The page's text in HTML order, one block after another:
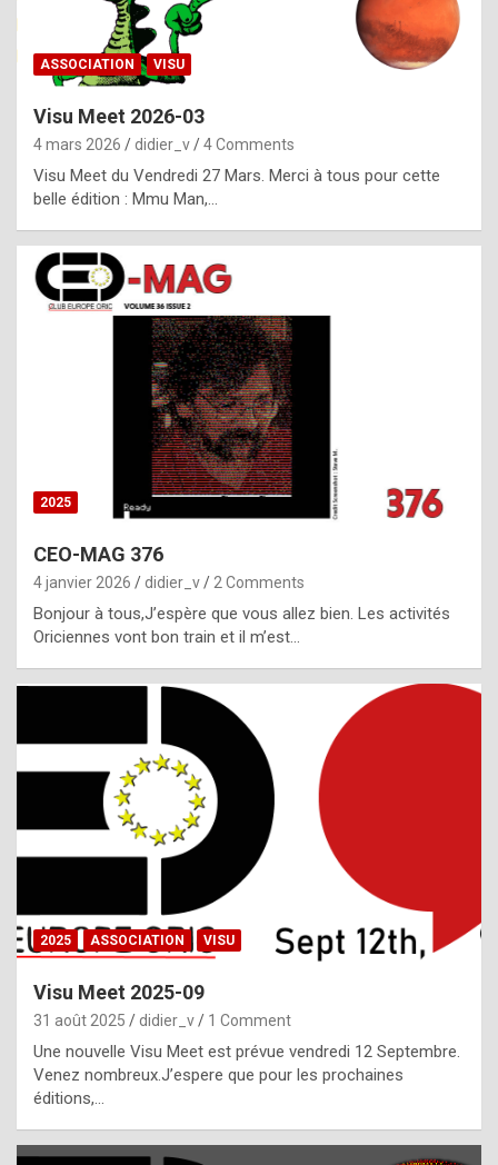
p
l
c
h
i
s
t
o
r
p
e
c
i
l
,
g
h
t
f
ASSOCIATION VISU
Visu Meet 2026-03
4 mars 2026 didier_v 4 Comments
Visu Meet du Vendredi 27 Mars. Merci à tous pour cette
belle édition : Mmu Man,…
2025
CEO-MAG 376
4 janvier 2026 didier_v 2 Comments
Bonjour à tous,J’espère que vous allez bien. Les activités
Oriciennes vont bon train et il m’est…
2025 ASSOCIATION VISU
Visu Meet 2025-09
31 août 2025 didier_v 1 Comment
Une nouvelle Visu Meet est prévue vendredi 12 Septembre.
Venez nombreux.J’espere que pour les prochaines
éditions,…